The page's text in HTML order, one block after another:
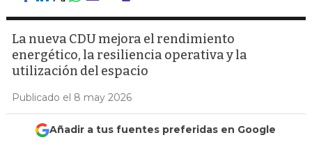
La nueva CDU mejora el rendimiento
energético, la resiliencia operativa y la
utilización del espacio
Publicado el 8 may 2026
Añadir a tus fuentes preferidas en Google